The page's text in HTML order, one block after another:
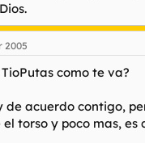
2005
como te va?
de acuerdo contigo,
el torso y poco mas,